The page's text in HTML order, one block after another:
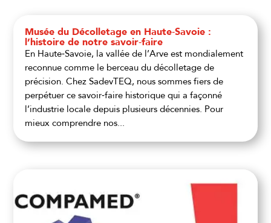
Musée du Décolletage en Haute‑Savoie :
l’histoire de notre savoir‑faire
En Haute‑Savoie, la vallée de l’Arve est mondialement
reconnue comme le berceau du décolletage de
précision. Chez SadevTEQ, nous sommes fiers de
perpétuer ce savoir‑faire historique qui a façonné
l’industrie locale depuis plusieurs décennies. Pour
mieux comprendre nos...